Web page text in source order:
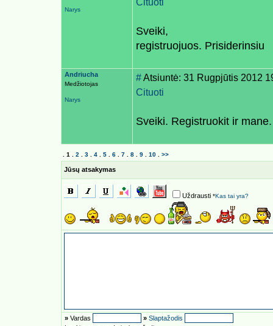
Narys
Sveiki,
registruojuos. Prisiderinsiu
Andriucha
Medžiotojas
Narys
#Atsiuntė: 31 Rugpjūtis 2012
Cituoti
Sveiki. Registruokit ir
1 2 3 4 5 6 7 8 9 10 >>
Jūsų atsakymas
Uždrausti *Kas tai yra?
» Vardas » Slaptažodis